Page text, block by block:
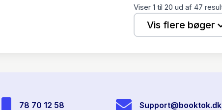
Viser 1 til 20 ud af 47
Vis flere bøger
78 70 12 58 Support@booktok.dk